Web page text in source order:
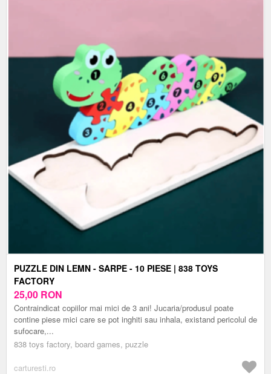
PUZZLE DIN LEMN - SARPE - 10 PIESE | 838 TOYS
FACTORY
25,00 RON
Contraindicat copiilor mai mici de 3 ani! Jucaria/produsul poate
contine piese mici care se pot inghiti sau inhala, existand pericolul de
sufocare,...
838 toys factory, board games, puzzle
carturesti.ro